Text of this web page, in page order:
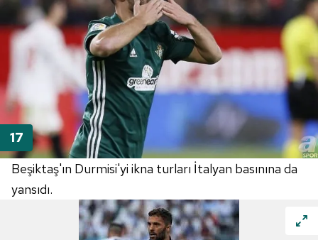
Beşiktaş'ın Durmisi'yi ikna turları İtalyan basınına da
yansıdı.